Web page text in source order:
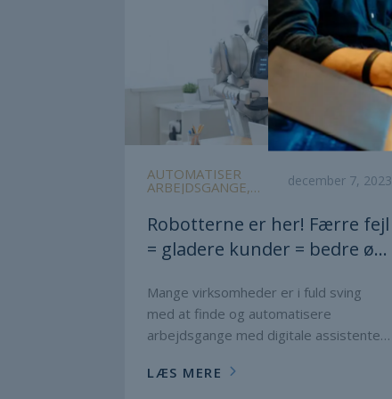
AUTOMATISER
ARBEJDSGANGE,
ASSISTENTER,
SOFTWAREROBOTTER
december 7, 2023
Robotterne er her! Færre fejl
= gladere kunder = bedre øk
Mange virksomheder er i fuld sving
med at finde og automatisere
arbejdsgange med digitale assistenter
LÆS MERE